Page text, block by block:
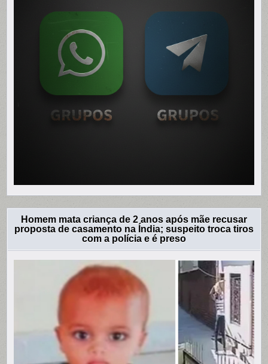
Homem mata criança de 2 anos após mãe recusar
proposta de casamento na Índia; suspeito troca tiros
com a polícia e é preso